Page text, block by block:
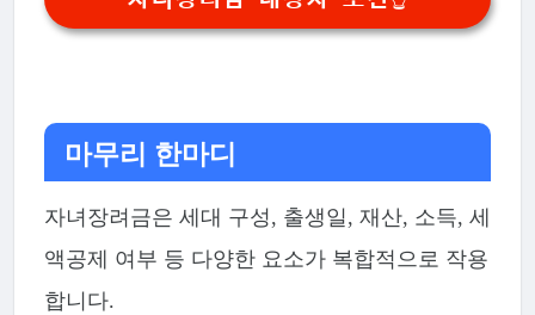
마무리 한마디
자녀장려금은 세대 구성, 출생일, 재산, 소득, 세
액공제 여부 등 다양한 요소가 복합적으로 작용
합니다.